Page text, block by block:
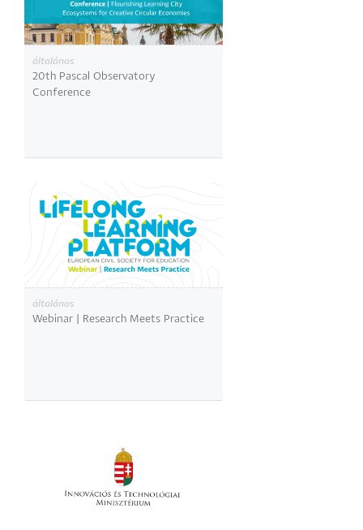
általános
20th Pascal Observatory
Conference
általános
Webinar | Research Meets Practice